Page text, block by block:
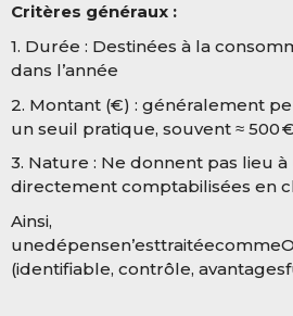
Critères généraux :
1. Durée : Destinées à la
dans l’année
2. Montant (€) : généralement
un seuil pratique, souvent ≈ 500
3. Nature : Ne donnent pas lieu
directement comptabilisées en
Ainsi,
(identifiable, contrôle,